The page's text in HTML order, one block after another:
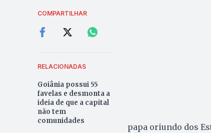
COMPARTILHAR
RELACIONADAS
Goiânia possui 55
favelas e desmonta a
ideia de que a capital
não tem
comunidades
papa oriundo dos